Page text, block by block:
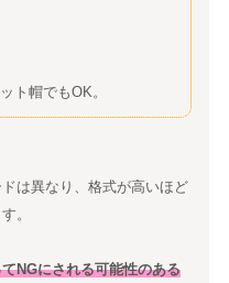
ト帽でもOK。
は異なり、格式が高いほど
。
NGにされる可能性のある